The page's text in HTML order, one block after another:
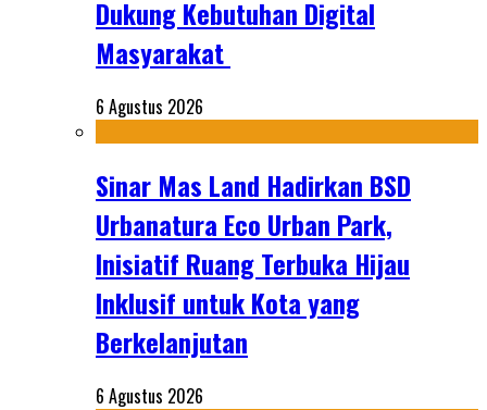
Dukung Kebutuhan Digital
Masyarakat
6 Agustus 2026
Sinar Mas Land Hadirkan BSD
Urbanatura Eco Urban Park,
Inisiatif Ruang Terbuka Hijau
Inklusif untuk Kota yang
Berkelanjutan
6 Agustus 2026